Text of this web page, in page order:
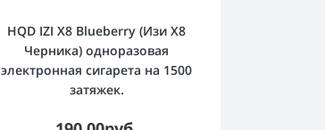
HQD IZI X8 Blueberry (Изи Х8
Черника) одноразовая
электронная сигарета на 1500
затяжек.